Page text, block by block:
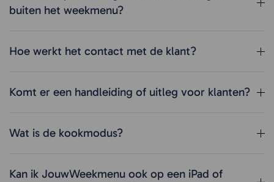
buiten het weekmenu?
Hoe werkt het contact met de klant?
Komt er een handleiding of uitleg voor klanten?
Wat is de kookmodus?
Kan ik JouwWeekmenu ook op een iPad of